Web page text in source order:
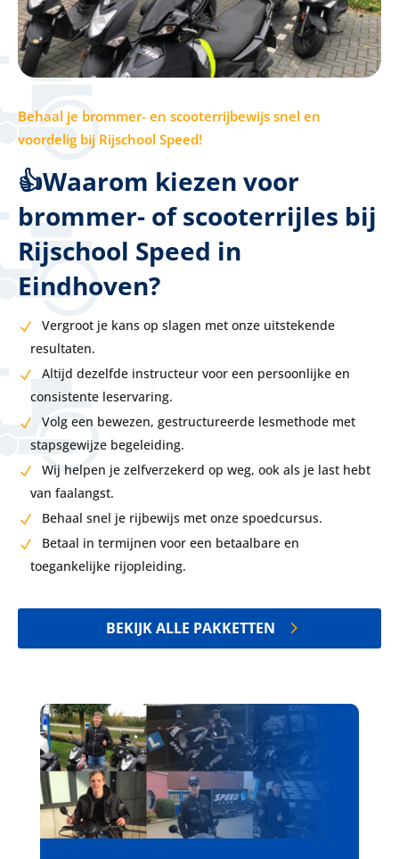
Behaal je brommer- en scooterrijbewijs snel en
voordelig bij Rijschool Speed!
👍Waarom kiezen voor
brommer- of scooterrijles bij
Rijschool Speed in
Eindhoven?
Vergroot je kans op slagen met onze uitstekende
resultaten.
Altijd dezelfde instructeur voor een persoonlijke en
consistente leservaring.
Volg een bewezen, gestructureerde lesmethode met
stapsgewijze begeleiding.
Wij helpen je zelfverzekerd op weg, ook als je last hebt
van faalangst.
Behaal snel je rijbewijs met onze spoedcursus.
Betaal in termijnen voor een betaalbare en
toegankelijke rijopleiding.
BEKIJK ALLE PAKKETTEN